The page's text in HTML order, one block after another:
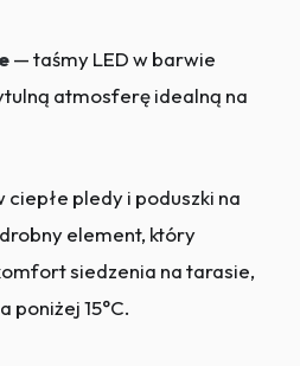
— taśmy LED w barwie
atmosferę idealną na
pledy i poduszki na
element, który
siedzenia na tarasie,
poniżej 15°C.